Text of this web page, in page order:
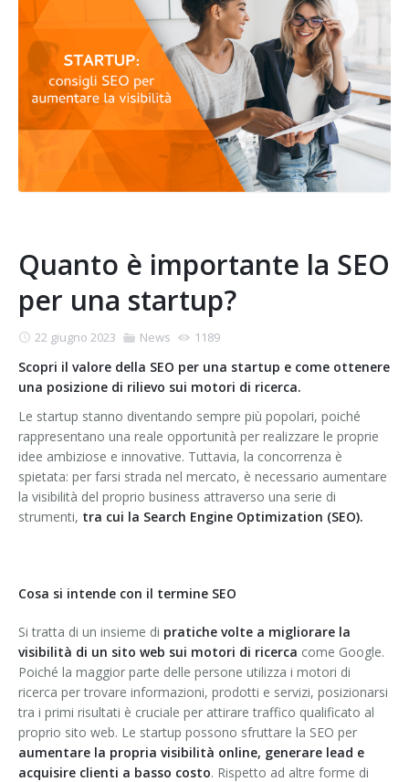
Quanto è importante la SEO
per una startup?
22 giugno 2023 News 1189
Scopri il valore della SEO per una startup e come ottenere
una posizione di rilievo sui motori di ricerca.
Le startup stanno diventando sempre più popolari, poiché
rappresentano una reale opportunità per realizzare le proprie
idee ambiziose e innovative. Tuttavia, la concorrenza è
spietata: per farsi strada nel mercato, è necessario aumentare
la visibilità del proprio business attraverso una serie di
strumenti, tra cui la Search Engine Optimization (SEO).
Cosa si intende con il termine SEO
Si tratta di un insieme di pratiche volte a migliorare la
visibilità di un sito web sui motori di ricerca come Google.
Poiché la maggior parte delle persone utilizza i motori di
ricerca per trovare informazioni, prodotti e servizi, posizionarsi
tra i primi risultati è cruciale per attirare traffico qualificato al
proprio sito web. Le startup possono sfruttare la SEO per
aumentare la propria visibilità online, generare lead e
acquisire clienti a basso costo. Rispetto ad altre forme di